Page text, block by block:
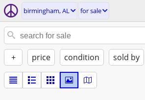
birmingham, AL for sale
+ price condition sold by